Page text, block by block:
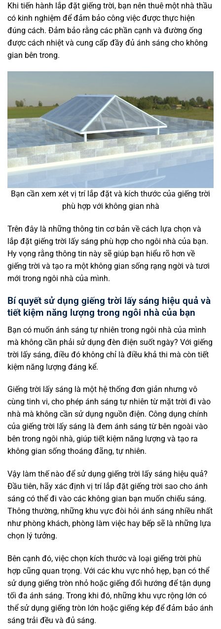
Khi tiến hành lắp đặt giếng trời, bạn nên thuê một nhà thầu
có kinh nghiệm để đảm bảo công việc được thực hiện
đúng cách. Đảm bảo rằng các phần cạnh và đường ống
được cách nhiệt và cung cấp đầy đủ ánh sáng cho không
gian bên trong.
Bạn cần xem xét vị trí lắp đặt và kích thước của giếng trời
phù hợp với không gian nhà
Trên đây là những thông tin cơ bản về cách lựa chọn và
lắp đặt giếng trời lấy sáng phù hợp cho ngôi nhà của bạn.
Hy vọng rằng thông tin này sẽ giúp bạn hiểu rõ hơn về
giếng trời và tạo ra một không gian sống rạng ngời và tươi
mới trong ngôi nhà của mình.
Bí quyết sử dụng giếng trời lấy sáng hiệu quả và
tiết kiệm năng lượng trong ngôi nhà của bạn
Bạn có muốn ánh sáng tự nhiên trong ngôi nhà của mình
mà không cần phải sử dụng đèn điện suốt ngày? Với giếng
trời lấy sáng, điều đó không chỉ là điều khả thi mà còn tiết
kiệm năng lượng đáng kể.
Giếng trời lấy sáng là một hệ thống đơn giản nhưng vô
cùng tinh vi, cho phép ánh sáng tự nhiên từ mặt trời đi vào
nhà mà không cần sử dụng nguồn điện. Công dụng chính
của giếng trời lấy sáng là đem ánh sáng từ bên ngoài vào
bên trong ngôi nhà, giúp tiết kiệm năng lượng và tạo ra
không gian sống thoáng đãng, tự nhiên.
Vậy làm thế nào để sử dụng giếng trời lấy sáng hiệu quả?
Đầu tiên, hãy xác định vị trí lắp đặt giếng trời sao cho ánh
sáng có thể đi vào các không gian bạn muốn chiếu sáng.
Thông thường, những khu vực đòi hỏi ánh sáng nhiều nhất
như phòng khách, phòng làm việc hay bếp sẽ là những lựa
chọn lý tưởng.
Bên cạnh đó, việc chọn kích thước và loại giếng trời phù
hợp cũng quan trọng. Với các khu vực nhỏ hẹp, bạn có thể
sử dụng giếng tròn nhỏ hoặc giếng đổi hướng để tận dụng
tối đa ánh sáng. Trong khi đó, những khu vực rộng lớn có
thể sử dụng giếng tròn lớn hoặc giếng kép để đảm bảo ánh
sáng trải đều và đủ sáng.